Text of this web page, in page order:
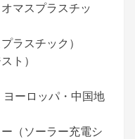
マスプラスチッ
ラスチック）
ト）
ヨーロッパ・中国地
（ソーラー充電シ